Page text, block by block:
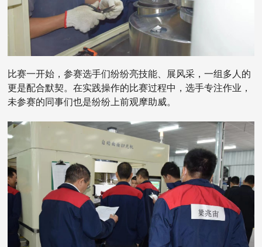
比赛一开始，参赛选手们纷纷亮技能、展风采，一组多人的
更是配合默契。在实践操作的比赛过程中，选手专注作业，
未参赛的同事们也是纷纷上前观摩助威。